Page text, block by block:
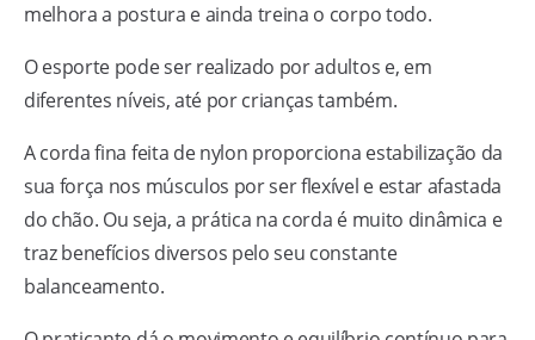
melhora a postura e ainda treina o corpo todo.
O esporte pode ser realizado por adultos e, em
diferentes níveis, até por crianças também.
A corda fina feita de nylon proporciona estabilização da
sua força nos músculos por ser flexível e estar afastada
do chão. Ou seja, a prática na corda é muito dinâmica e
traz benefícios diversos pelo seu constante
balanceamento.